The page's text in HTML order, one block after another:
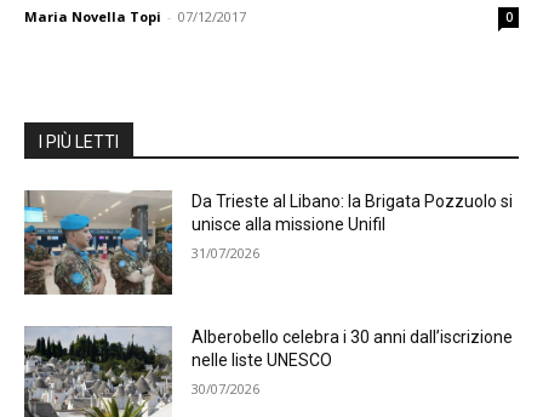
Maria Novella Topi - 07/12/2017 0
I PIÙ LETTI
Da Trieste al Libano: la Brigata Pozzuolo si
unisce alla missione Unifil
31/07/2026
Alberobello celebra i 30 anni dall’iscrizione
nelle liste UNESCO
30/07/2026